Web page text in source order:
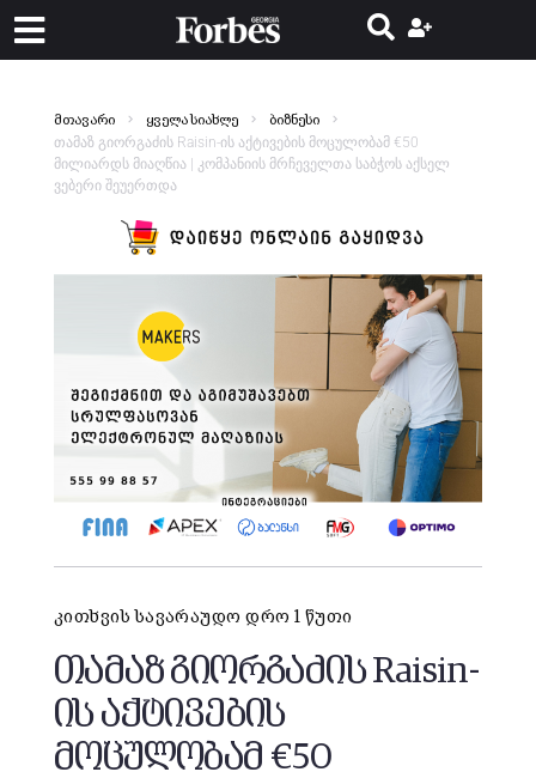
მთავარი ყველა სიახლე ბიზნესი
თამაზ გიორგაძის Raisin-ის აქტივების მოცულობამ €50
მილიარდს მიაღწია | კომპანიის მრჩეველთა საბჭოს აქსელ
ვებერი შეუერთდა
კითხვის სავარაუდო დრო 1 წუთი
თამაზ გიორგაძის Raisin-
ის აქტივების
მოცულობამ €50